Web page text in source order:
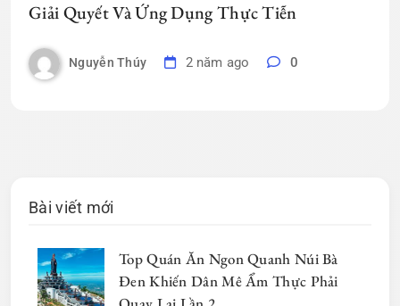
Giải Quyết Và Ứng Dụng Thực Tiễn
Nguyễn Thúy 2 năm ago 0
Bài viết mới
Top Quán Ăn Ngon Quanh Núi Bà
Đen Khiến Dân Mê Ẩm Thực Phải